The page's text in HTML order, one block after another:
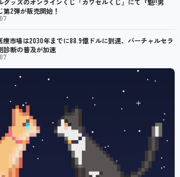
第2弾が販売開始！
療市場は2030年までに88.9億ドルに到達、バーチャルセラ
診断の普及が加速